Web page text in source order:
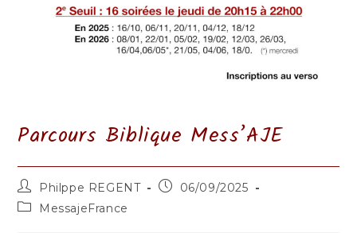
Parcours Biblique Mess’AJE
Auteur/autrice
de
la
Philppe REGENT
Publication
06/09/2025
PostMessajeFrance